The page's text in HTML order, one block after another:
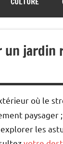
un
où le
les